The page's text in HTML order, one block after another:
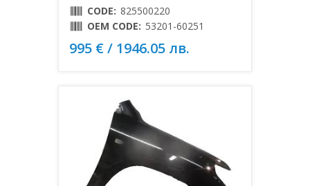
CODE: 825500220
OEM CODE: 53201-60251
995 € / 1946.05 лв.